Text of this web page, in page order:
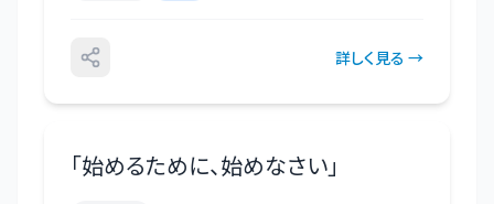
詳しく見る →
「始めるために、始めなさい」